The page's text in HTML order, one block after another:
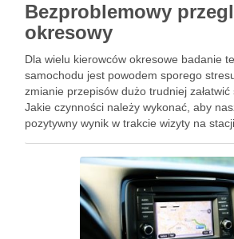
Bezproblemowy
okresowy
Dla wielu kierowców okresowe badanie
samochodu jest powodem sporego
zmianie przepisów dużo trudniej załatwić
Jakie czynności należy wykonać, aby
pozytywny wynik w trakcie wizyty na
we własnym zakresie. Na pierwszym …